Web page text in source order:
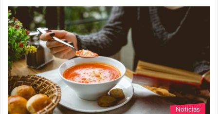
Noticias